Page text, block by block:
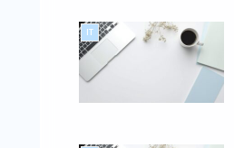
IT